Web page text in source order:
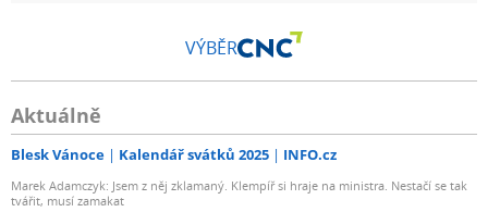
VÝBĚR
Aktuálně
Blesk Vánoce Kalendář svátků 2025 INFO.cz
Marek Adamczyk: Jsem z něj zklamaný. Klempíř si hraje na ministra. Nestačí se tak
tvářit, musí zamakat